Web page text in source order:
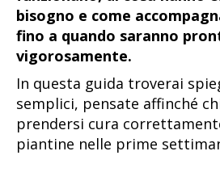
bisogno e come
fino a quando saranno
vigorosamente.
In questa guida troverai
semplici, pensate affinché
prendersi cura
piantine nelle prime